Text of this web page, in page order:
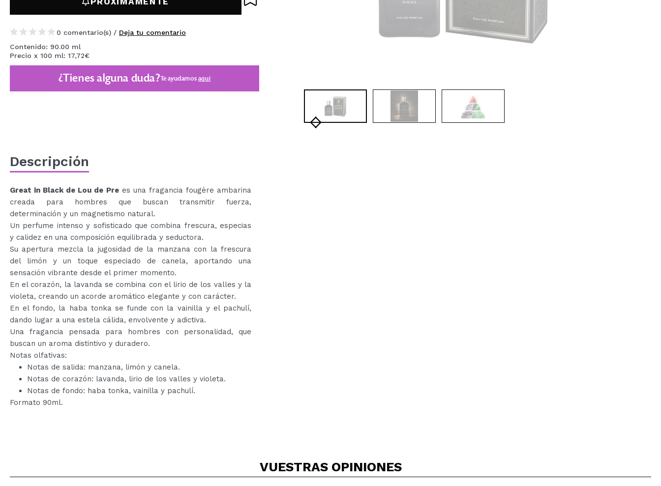
MAQUIFARMA
KOREA ZONE
TRAVEL SIZE
NATURE
PRÓXIMAMENTE
CREAR CUENTA
0 comentario(s) / Deja tu comentario
Contenido: 90.00 ml
Precio x 100 ml: 17,72€
¿Tienes alguna duda?Te ayudamosaquí
Descripción
Great in Black de Lou de Prees una fragancia fougère ambarina
creada para hombres que buscan transmitir fuerza,
determinación y un magnetismo natural.
Un perfume intenso y sofisticado que combina frescura, especias
y calidez en una composición equilibrada y seductora.
Su apertura mezcla la jugosidad de la manzana con la frescura
del limón y un toque especiado de canela, aportando una
sensación vibrante desde el primer momento.
En el corazón, la lavanda se combina con el lirio de los valles y la
violeta, creando un acorde aromático elegante y con carácter.
En el fondo, la haba tonka se funde con la vainilla y el pachulí,
dando lugar a una estela cálida, envolvente y adictiva.
Una fragancia pensada para hombres con personalidad, que
buscan un aroma distintivo y duradero.
Notas olfativas:
Notas de salida: manzana, limón y canela.
Notas de corazón: lavanda, lirio de los valles y violeta.
Notas de fondo: haba tonka, vainilla y pachulí.
Formato 90ml.
VUESTRAS OPINIONES